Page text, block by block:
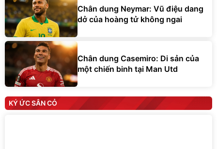
Chân dung Neymar: Vũ điệu dang
dở của hoàng tử không ngai
Chân dung Casemiro: Di sản của
một chiến binh tại Man Utd
KÝ ỨC SÂN CỎ